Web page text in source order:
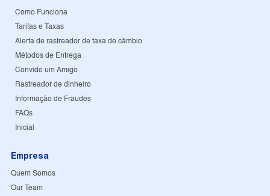
Como Funciona
Tarifas e Taxas
Alerta de rastreador de taxa de câmbio
Métodos de Entrega
Convide um Amigo
Rastreador de dinheiro
Informação de Fraudes
FAQs
Inicial
Empresa
Quem Somos
Our Team